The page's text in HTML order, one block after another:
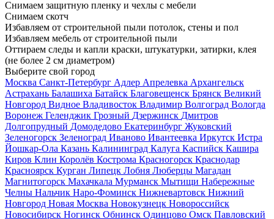
Снимаем защитную пленку и чехлы с мебели
Снимаем скотч
Избавляем от строительной пыли потолок, стены и пол
Избавляем мебель от строительной пыли
Оттираем следы и капли краски, штукатурки, затирки, клея
(не более 2 см диаметром)
Выберите свой город
Москва Санкт-Петербург Адлер Апрелевка Архангельск
Астрахань Балашиха Батайск Благовещенск Брянск Великий
Новгород Видное Владивосток Владимир Волгоград Вологда
Воронеж Геленджик Грозный Дзержинск Дмитров
Долгопрудный Домодедово Екатеринбург Жуковский
Зеленогорск Зеленоград Иваново Ивантеевка Иркутск Истра
Йошкар-Ола Казань Калининград Калуга Каспийск Кашира
Киров Клин Королёв Кострома Красногорск Краснодар
Красноярск Курган Липецк Лобня Люберцы Магадан
Магнитогорск Махачкала Мурманск Мытищи Набережные
Челны Нальчик Наро-Фоминск Нижневартовск Нижний
Новгород Новая Москва Новокузнецк Новороссийск
Новосибирск Ногинск Обнинск Одинцово Омск Павловский